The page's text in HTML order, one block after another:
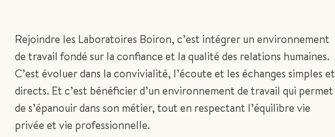
Rejoindre les Laboratoires Boiron, c’est intégrer un environnement
de travail fondé sur la confiance et la qualité des relations humaines.
C’est évoluer dans la convivialité, l’écoute et les échanges simples et
directs. Et c’est bénéficier d’un environnement de travail qui permet
de s’épanouir dans son métier, tout en respectant l’équilibre vie
privée et vie professionnelle.